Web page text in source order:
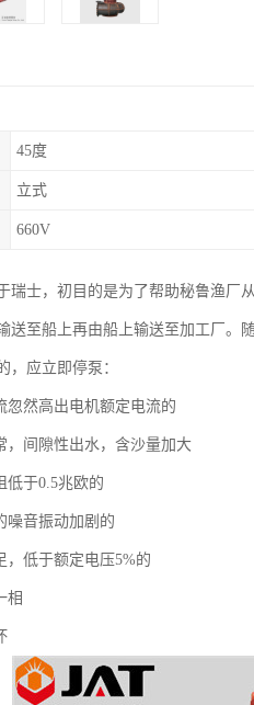
45度
立式
660V
瑞士，初目的是为了帮助秘鲁渔厂
送至船上再由船上输送至加工厂。
，应立即停泵：
忽然高出电机额定电流的
，间隙性出水，含沙量加大
低于0.5兆欧的
噪音振动加剧的
，低于额定电压5%的
相